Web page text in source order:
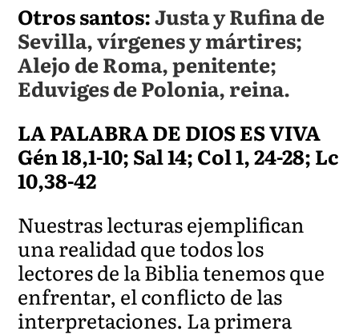
Otros santos:Justa y Rufina de
Sevilla, vírgenes y mártires;
Alejo de Roma, penitente;
Eduviges de Polonia, reina.
LA PALABRA DE DIOS ES VIVA
Gén 18,1-10; Sal 14; Col 1, 24-28; Lc
10,38-42
Nuestras lecturas ejemplifican
una realidad que todos los
lectores de la Biblia tenemos que
enfrentar, el conflicto de las
interpretaciones. La primera